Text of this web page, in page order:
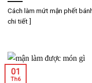
Cách làm mứt mận phết
chi tiết ]
01
Th6